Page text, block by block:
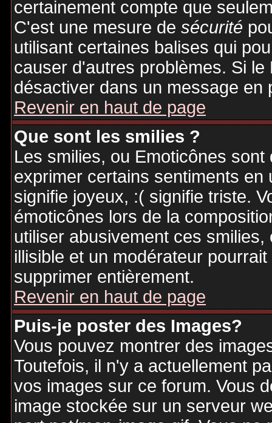
certainement compte que
C'est une mesure desécurité
utilisant certaines balises qui
causer d'autres problèmes. Si
désactiver dans un message en
Revenir en haut de page
Que sont les smilies ?
Les smilies, ou Emoticônes
exprimer certains sentiments
signifie joyeux, :( signifie triste.
émoticônes lors de la
utiliser abusivement ces
illisible et un modérateur
supprimer entièrement.
Revenir en haut de page
Puis-je poster des Images?
Vous pouvez montrer des
Toutefois, il n'y a actuellement
vos images sur ce forum. Vous
image stockée sur un serveur